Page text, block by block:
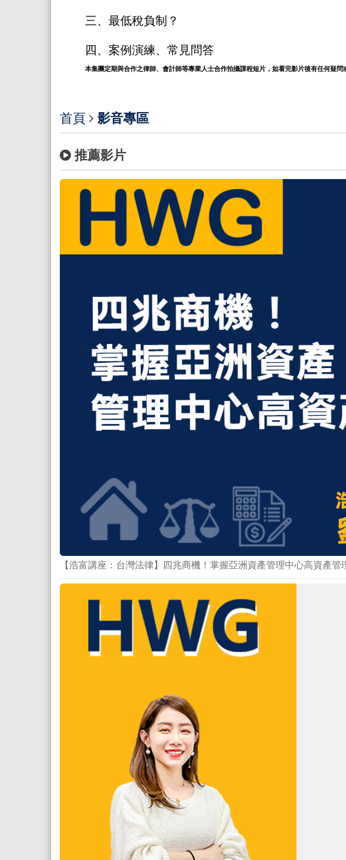
三、最低稅負制？
四、案例演練、常見問答
本集團定期與合作之律師、會計師等專業人士合作拍攝課程短片，如看完影片後有任何疑
首頁
影音專區
推薦影片
【浩富講座：台灣法律】四兆商機！掌握亞洲資產管理中心高資產管